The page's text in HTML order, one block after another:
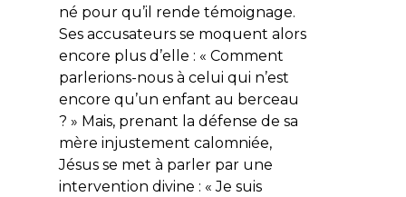
né pour qu’il rende témoignage.
Ses accusateurs se moquent alors
encore plus d’elle : « Comment
parlerions-nous à celui qui n’est
encore qu’un enfant au berceau
? » Mais, prenant la défense de sa
mère injustement calomniée,
Jésus se met à parler par une
intervention divine : «Je suis